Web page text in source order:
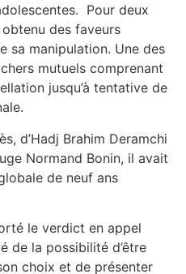
Pour deux
obtenu des faveurs
sa manipulation. Une des
mutuels comprenant
jusqu’à tentative de
d’Hadj Brahim Deramchi
Normand Bonin, il avait
de neuf ans
le verdict en appel
de la possibilité d’être
choix et de présenter